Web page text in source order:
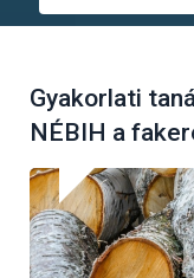
Gyakorlati
NÉBIH a